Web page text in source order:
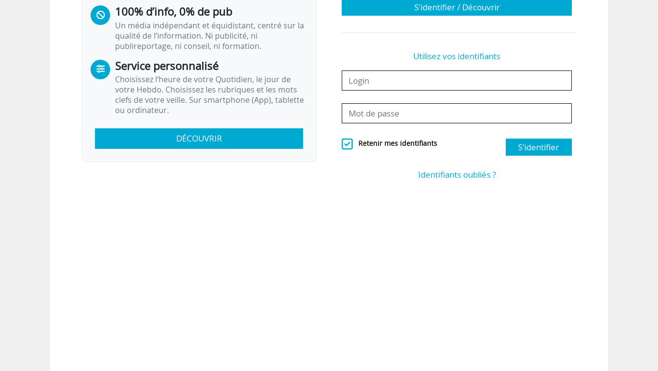
100% d’info, 0% de pub
Un média indépendant et équidistant, centré sur la
qualité de l’information. Ni publicité, ni
publireportage, ni conseil, ni formation.
Service personnalisé
Choisissez l‘heure de votre Quotidien, le jour de
votre Hebdo. Choisissez les rubriques et les mots
clefs de votre veille. Sur smartphone (App), tablette
ou ordinateur.
DÉCOUVRIR
S'identifier / Découvrir
Utilisez vos identifiants
Retenir mes identifiants S'identifier
Identifiants oubliés ?